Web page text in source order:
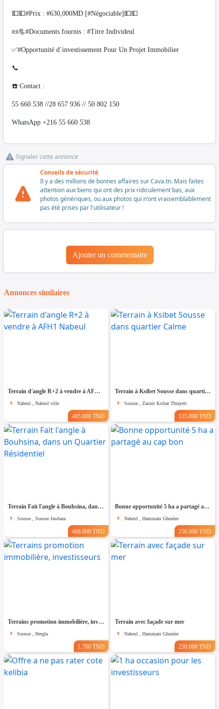
💵💵#Prix : #630,000MD [#Négociable]💵💵
📜📃#Documents fournis : #Titre Individeul
✅#Opportunité d’investissement Pour Un Projet Immobilier
📞
​☎️ Contact :
55 660 538 //28 657 936 // 50 802 150
WhatsApp +216 55 660 538
Signaler cette annonce
Conseils de sécurité
Il y a des millions de bonnes affaires sur Cava.tn. Mais faites
attention aux biens qui ont des prix ridiculement bas, aux
photos génériques, ou aux photos qui n'ont vraisemblablement
pas été prises par l'utilisateur !
Ajouter un commentaire
Annonces similaires
Terrain d'angle R+2 à vendre à AFH1 Nabeul
Nabeul , Nabeul ville
495.000 TND
Terrain à Ksibet Sousse dans quartier Calme
Sousse , Zaouit Ksibat Thrayett
135.000 TND
Terrain Fait l'angle à Bouhsina, dans un Quartier Résidentiel
Sousse , Sousse Jawhara
488.000 TND
Bonne opportunité 5 ha a partagé au cap bon
Nabeul , Hammam Ghezèze
250.000 TND
Terrains promotion immobilière, investisseurs
Sousse , Hergla
1.700 TND
Terrain avec façade sur mer
Nabeul , Hammam Ghezèze
250.000 TND